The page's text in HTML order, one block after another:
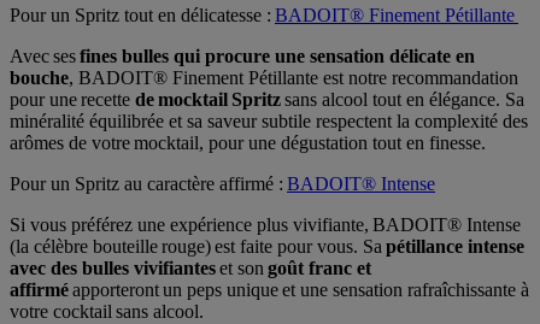
Pour un Spritz tout en délicatesse : BADOIT® Finement Pétillante
Avec sesfines bulles qui procure une sensation délicate en
bouche, BADOIT® Finement Pétillante est notre recommandation
pour une recette de mocktail Spritzsans alcool tout en élégance. Sa
minéralité équilibrée et sa saveur subtile respectent la complexité des
arômes de votre mocktail, pour une dégustation tout en finesse.
Pour un Spritz au caractère affirmé : BADOIT® Intense
Si vous préférez une expérience plus vivifiante, BADOIT® Intense
(la célèbre bouteille rouge) est faite pour vous. Sa pétillance intense
avec des bulles vivifianteset son goût franc et
affirméapporteront un peps unique et une sensation rafraîchissante à
votre cocktail sans alcool.